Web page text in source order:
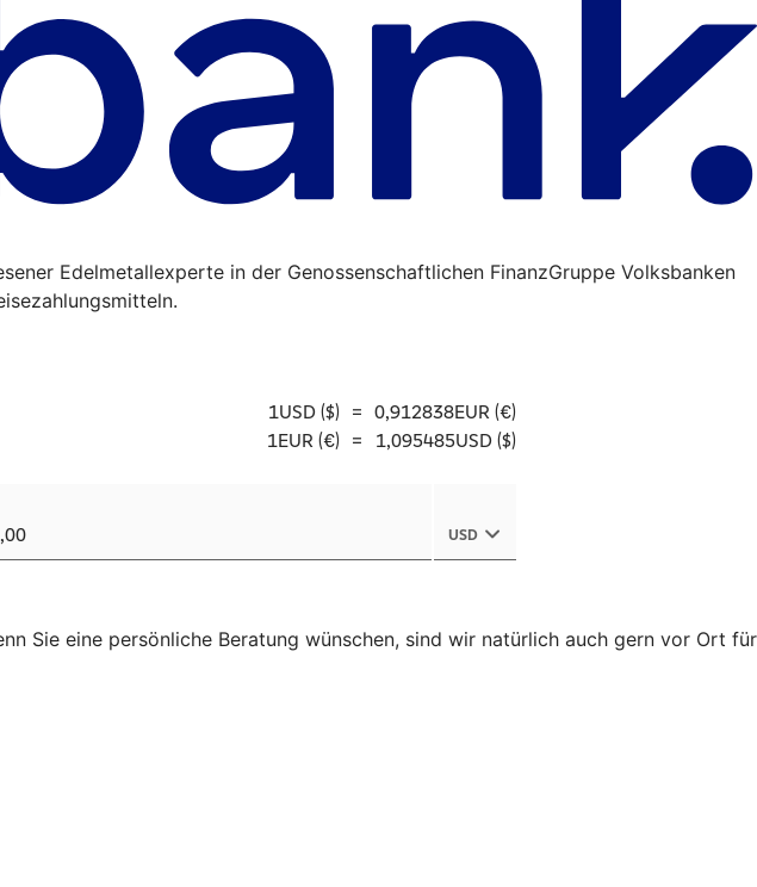
Edelmetallexperte in der Genossenschaftlichen FinanzGruppe Volksbanken
Sie eine persönliche Beratung wünschen, sind wir natürlich auch gern vor Ort für